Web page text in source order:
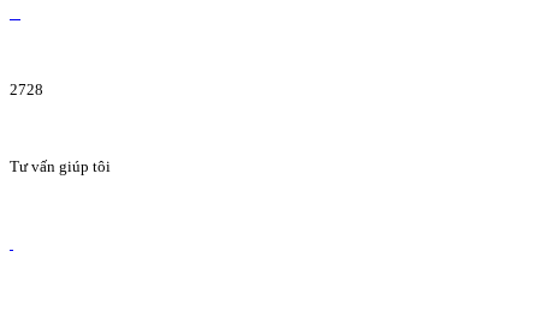
2728
Tư vấn giúp tôi